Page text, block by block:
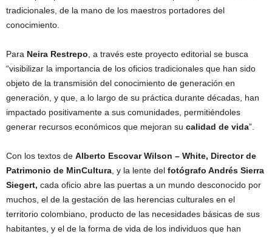
tradicionales, de la mano de los maestros portadores del
conocimiento.
Para Neira Restrepo , a través este proyecto editorial se busca
“visibilizar la importancia de los oficios tradicionales que han sido
objeto de la transmisión del conocimiento de generación en
generación, y que, a lo largo de su práctica durante décadas, han
impactado positivamente a sus comunidades, permitiéndoles
generar recursos económicos que mejoran su calidad de vida”.
Con los textos de Alberto Escovar Wilson – White, Director de
Patrimonio de MinCultura , y la lente del fotógrafo Andrés Sierra
Siegert, cada oficio abre las puertas a un mundo desconocido por
muchos, el de la gestación de las herencias culturales en el
territorio colombiano, producto de las necesidades básicas de sus
habitantes, y el de la forma de vida de los individuos que han